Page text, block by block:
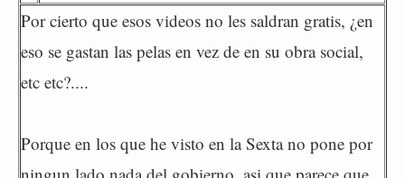
Por cierto que esos videos no les saldran gratis, ¿en
eso se gastan las pelas en vez de en su obra social,
etc etc?....
Porque en los que he visto en la Sexta no pone por